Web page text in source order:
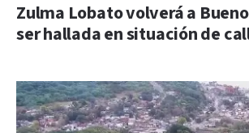
Zulma Lobato volverá a
ser hallada en situación de